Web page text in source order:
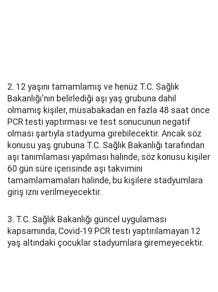
2. 12 yaşını tamamlamış ve henüz T.C. Sağlık
Bakanlığı'nın belirlediği aşı yaş grubuna dahil
olmamış kişiler, müsabakadan en fazla 48 saat önce
PCR testi yaptırması ve test sonucunun negatif
olması şartıyla stadyuma girebilecektir. Ancak söz
konusu yaş grubuna T.C. Sağlık Bakanlığı tarafından
aşı tanımlaması yapılması halinde, söz konusu kişiler
60 gün süre içerisinde aşı takvimini
tamamlamamaları halinde, bu kişilere stadyumlara
giriş izni verilmeyecektir.
3. T.C. Sağlık Bakanlığı güncel uygulaması
kapsamında, Covid-19 PCR testi yaptırılamayan 12
yaş altındaki çocuklar stadyumlara giremeyecektir.